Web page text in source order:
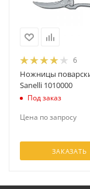
6
Ножницы
Sanelli 1010000
Под заказ
Цена по запросу
ЗАКАЗАТЬ